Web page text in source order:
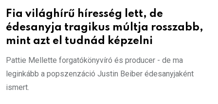
Fia világhírű híresség lett, de
édesanyja tragikus múltja rosszabb,
mint azt el tudnád képzelni
Pattie Mellette forgatókönyvíró és producer - de ma
leginkább a popszenzáció Justin Beiber édesanyjaként
ismert.